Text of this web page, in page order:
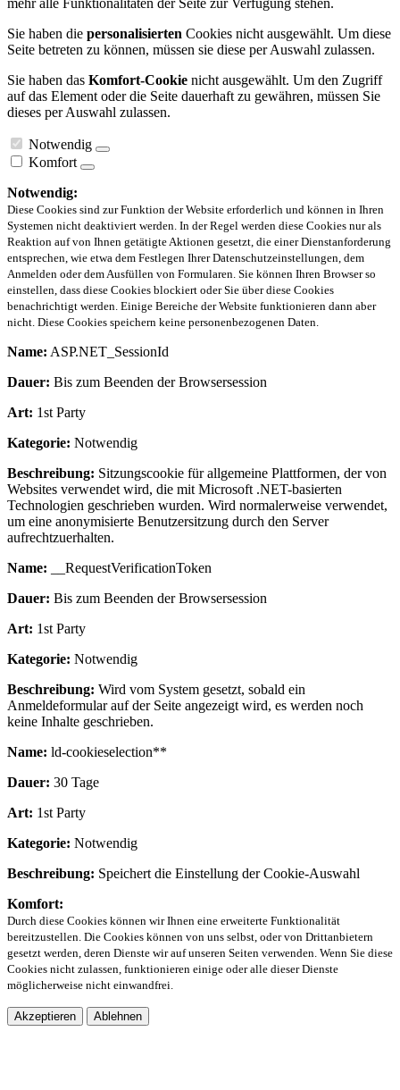
mehr alle Funktionalitäten der Seite zur Verfügung stehen.
Sie haben die personalisierten Cookies nicht ausgewählt. Um diese
Seite betreten zu können, müssen sie diese per Auswahl zulassen.
Sie haben das Komfort-Cookie nicht ausgewählt. Um den Zugriff
auf das Element oder die Seite dauerhaft zu gewähren, müssen Sie
dieses per Auswahl zulassen.
Notwendig
Komfort
Notwendig:
Diese Cookies sind zur Funktion der Website erforderlich und können in Ihren
Systemen nicht deaktiviert werden. In der Regel werden diese Cookies nur als
Reaktion auf von Ihnen getätigte Aktionen gesetzt, die einer Dienstanforderung
entsprechen, wie etwa dem Festlegen Ihrer Datenschutzeinstellungen, dem
Anmelden oder dem Ausfüllen von Formularen. Sie können Ihren Browser so
einstellen, dass diese Cookies blockiert oder Sie über diese Cookies
benachrichtigt werden. Einige Bereiche der Website funktionieren dann aber
nicht. Diese Cookies speichern keine personenbezogenen Daten.
Name: ASP.NET_SessionId
Dauer: Bis zum Beenden der Browsersession
Art: 1st Party
Kategorie: Notwendig
Beschreibung: Sitzungscookie für allgemeine Plattformen, der von
Websites verwendet wird, die mit Microsoft .NET-basierten
Technologien geschrieben wurden. Wird normalerweise verwendet,
um eine anonymisierte Benutzersitzung durch den Server
aufrechtzuerhalten.
Name: __RequestVerificationToken
Dauer: Bis zum Beenden der Browsersession
Art: 1st Party
Kategorie: Notwendig
Beschreibung: Wird vom System gesetzt, sobald ein
Anmeldeformular auf der Seite angezeigt wird, es werden noch
keine Inhalte geschrieben.
Name: ld-cookieselection**
Dauer: 30 Tage
Art: 1st Party
Kategorie: Notwendig
Beschreibung: Speichert die Einstellung der Cookie-Auswahl
Komfort:
Durch diese Cookies können wir Ihnen eine erweiterte Funktionalität
bereitzustellen. Die Cookies können von uns selbst, oder von Drittanbietern
gesetzt werden, deren Dienste wir auf unseren Seiten verwenden. Wenn Sie diese
Cookies nicht zulassen, funktionieren einige oder alle dieser Dienste
möglicherweise nicht einwandfrei.
Akzeptieren Ablehnen